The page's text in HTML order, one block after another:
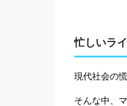
忙しいラ
現代社会の
そんな中、